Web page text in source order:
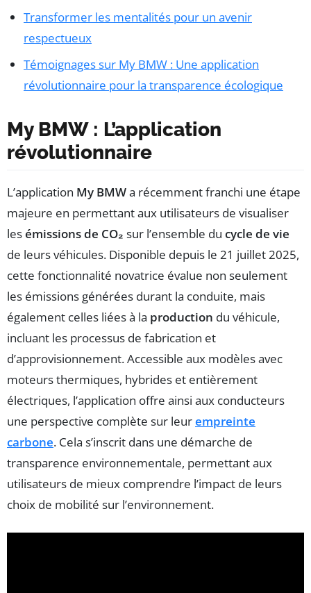
Transformer les mentalités pour un avenir
respectueux
Témoignages sur My BMW : Une application
révolutionnaire pour la transparence écologique
My BMW : L’application
révolutionnaire
L’application My BMWa récemment franchi une étape
majeure en permettant aux utilisateurs de visualiser
lesémissions de CO₂ sur l’ensemble du cycle de vie
de leurs véhicules. Disponible depuis le 21 juillet 2025,
cette fonctionnalité novatrice évalue non seulement
les émissions générées durant la conduite, mais
également celles liées à la production du véhicule,
incluant les processus de fabrication et
d’approvisionnement. Accessible aux modèles avec
moteurs thermiques, hybrides et entièrement
électriques, l’application offre ainsi aux conducteurs
une perspective complète sur leurempreinte
carbone. Cela s’inscrit dans une démarche de
transparence environnementale, permettant aux
utilisateurs de mieux comprendre l’impact de leurs
choix de mobilité sur l’environnement.